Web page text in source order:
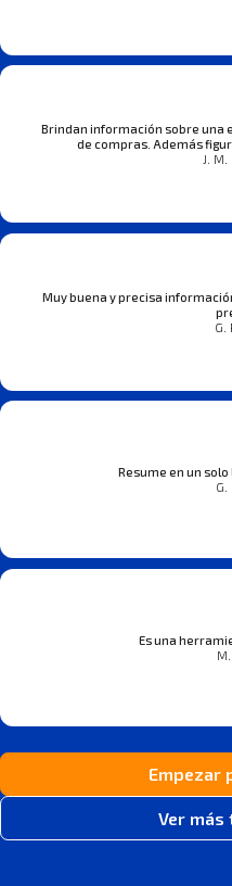
Brindan información sobre una
de compras. Además
J.
Muy buena y precisa
G.
Resume en un
Es una
Empezar
Ver